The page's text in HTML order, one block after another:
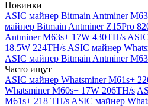
Новинки
ASIC майнер Bitmain Antminer
майнер Bitmain Antminer Z15Pro
Antminer M63s+ 17W 430TH/s
18.5W 224TH/s ASIC майнер
ASIC майнер Bitmain Antminer
Часто ищут
ASIC майнер Whatsminer M61s+
Whatsminer M60s+ 17W 206TH/s
M61s+ 218 TH/s ASIC майнер